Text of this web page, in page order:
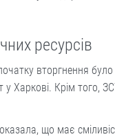
ресурсів
вторгнення
у Харкові. Крім того,
що має